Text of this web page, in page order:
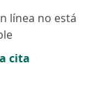
línea no está
cita